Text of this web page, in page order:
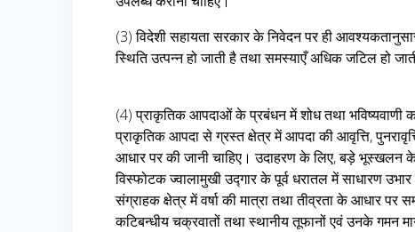
(3) विदेशी सहायता सरकार के निवेदन पर ही
स्थिति उत्पन्न हो जाती है तथा समस्याएँ अधिक जटिल हो
(4) प्राकृतिक आपदाओं के प्रबंधन में शोध तथा भविष्यवाणी
प्राकृतिक आपदा से ग्रस्त क्षेत्र में आपदा की आवृत्ति,
आधार पर की जानी चाहिए। उदाहरण के लिए, बड़े भूस्खलन के
विस्फोटक ज्वालामुखी उद्गार के पूर्व धरातल में साधारण
संग्राहक क्षेत्र में वर्षा की मात्रा तथा तीव्रता के आधार पर
कटिबन्धीय चक्रवातों तथा स्थानीय तूफानों एवं उनके गमन